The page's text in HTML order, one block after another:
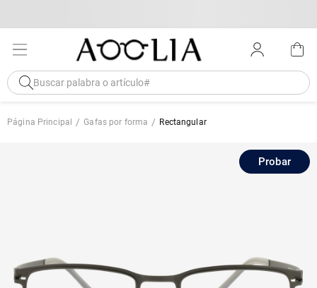
Página Principal Gafas por forma Rectangular
Probar